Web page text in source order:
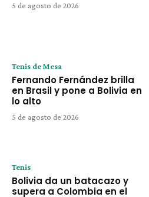
5 de agosto de 2026
Tenis de Mesa
Fernando Fernández brilla
en Brasil y pone a Bolivia en
lo alto
5 de agosto de 2026
Tenis
Bolivia da un batacazo y
supera a Colombia en el